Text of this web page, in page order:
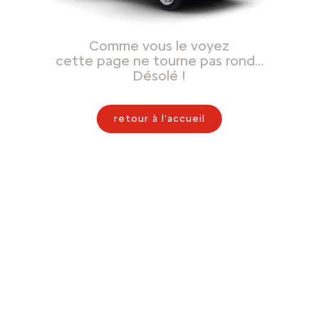
Comme vous le voyez
cette page ne tourne pas rond…
Désolé !
retour à l'accueil